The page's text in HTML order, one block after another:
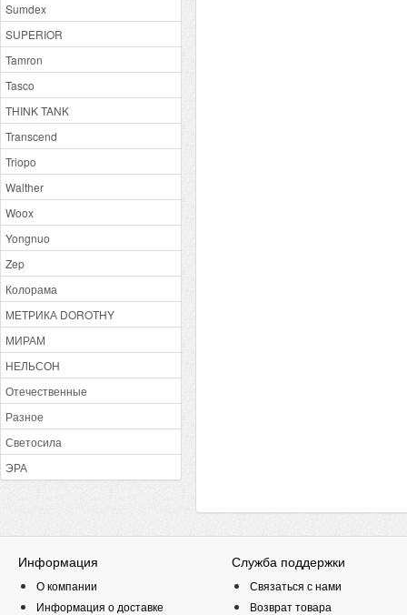
Sumdex
SUPERIOR
Tamron
Tasco
THINK TANK
Transcend
Triopo
Walther
Woox
Yongnuo
Zep
Колорама
МЕТРИКА DOROTHY
МИРАМ
НЕЛЬСОН
Отечественные
Разное
Светосила
ЭРА
Информация
О компании
Информация о доставке
Служба поддержки
Связаться с нами
Возврат товара